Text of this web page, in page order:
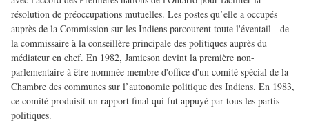
résolution de préoccupations mutuelles. Les postes qu’elle a occupés
auprès de la Commission sur les Indiens parcourent toute l'éventail - de
la commissaire à la conseillère principale des politiques auprès du
médiateur en chef. En 1982, Jamieson devint la première non-
parlementaire à être nommée membre d'office d'un comité spécial de la
Chambre des communes sur l’autonomie politique des Indiens. En 1983,
ce comité produisit un rapport final qui fut appuyé par tous les partis
politiques.